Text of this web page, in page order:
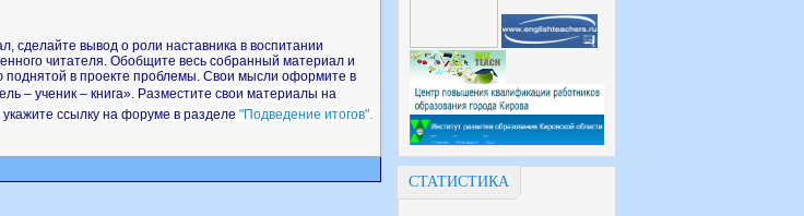
СТАТИСТИКА
сделайте вывод о роли наставника в воспитании
читателя. Обобщите весь собранный материал и
в проекте проблемы. Свои мысли оформите в
– ученик – книга». Разместите свои материалы на
ссылку на форуме в разделе "Подведение итогов".